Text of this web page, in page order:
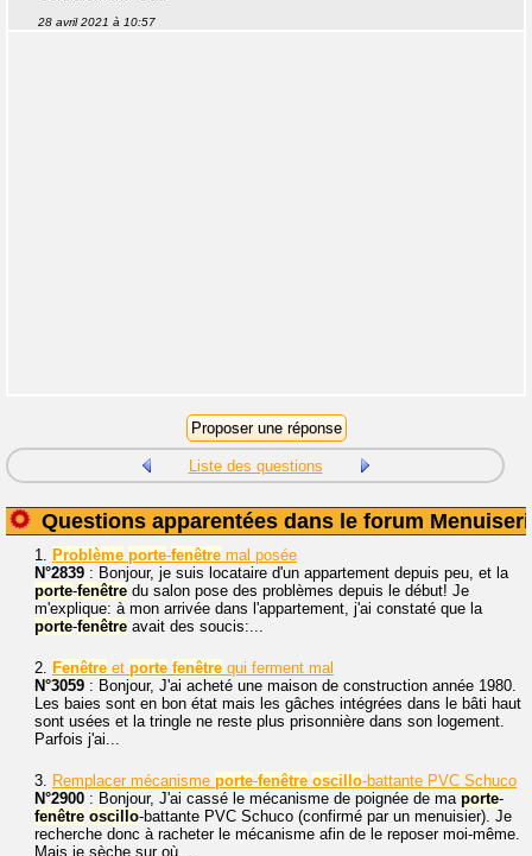
28 avril 2021 à 10:57
Liste des questions
Questions apparentées dans le forum
1. Problème porte-fenêtre mal posée
N°2839 : Bonjour, je suis locataire d'un appartement depuis peu, et la
porte-fenêtre du salon pose des problèmes depuis le début! Je
m'explique: à mon arrivée dans l'appartement, j'ai constaté que la
porte-fenêtre avait des soucis:...
2. Fenêtre et porte fenêtre qui ferment mal
N°3059 : Bonjour, J'ai acheté une maison de construction année 1980.
Les baies sont en bon état mais les gâches intégrées dans le bâti haut
sont usées et la tringle ne reste plus prisonnière dans son logement.
Parfois j'ai...
3. Remplacer mécanisme porte-fenêtre oscillo-battante PVC Schuco
N°2900 : Bonjour, J'ai cassé le mécanisme de poignée de ma porte-
fenêtre oscillo-battante PVC Schuco (confirmé par un menuisier). Je
recherche donc à racheter le mécanisme afin de le reposer moi-même.
Mais je sèche sur où...